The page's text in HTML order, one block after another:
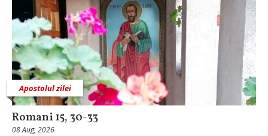
Apostolul zilei
Romani 15, 30-33
08 Aug, 2026